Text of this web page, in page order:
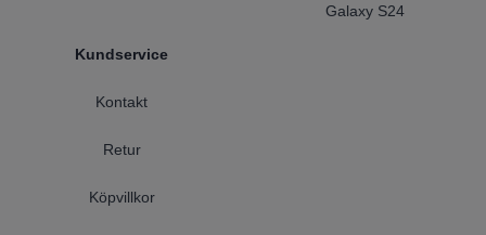
Kundservice
Kontakt
Retur
Köpvillkor
Galaxy S24